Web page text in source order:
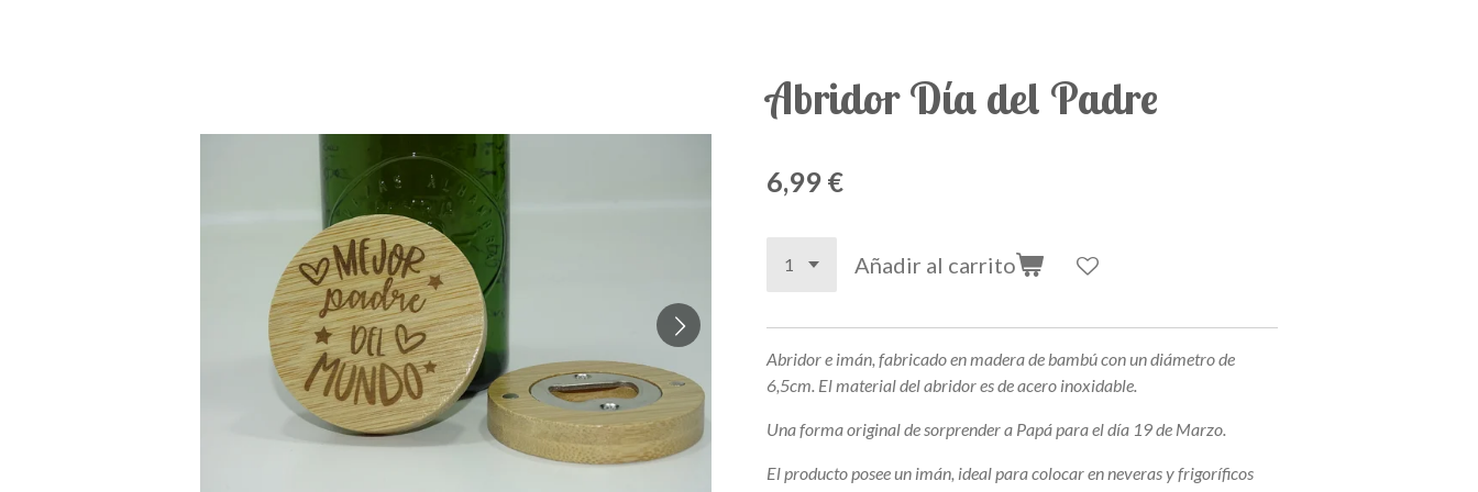
Abridor Día del Padre
6,99 €
Añadir al carrito
Abridor e imán, fabricado en madera de bambú con un diámetro de
6,5cm. El material del abridor es de acero inoxidable.
Una forma original de sorprender a Papá para el día 19 de Marzo.
El producto posee un imán, ideal para colocar en neveras y frigoríficos